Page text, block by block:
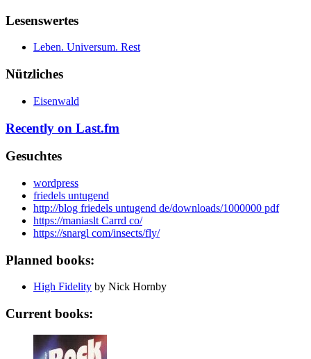
Lesenswertes
Leben. Universum. Rest
Nützliches
Eisenwald
Recently on Last.fm
Gesuchtes
wordpress
friedels untugend
http://blog friedels untugend de/downloads/1000000 pdf
https://maniaslt Carrd co/
https://snargl com/insects/fly/
Planned books:
High Fidelity by Nick Hornby
Current books: